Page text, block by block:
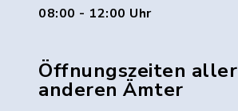
08:00 - 12:00 Uhr
Öffnungszeiten aller
anderen Ämter